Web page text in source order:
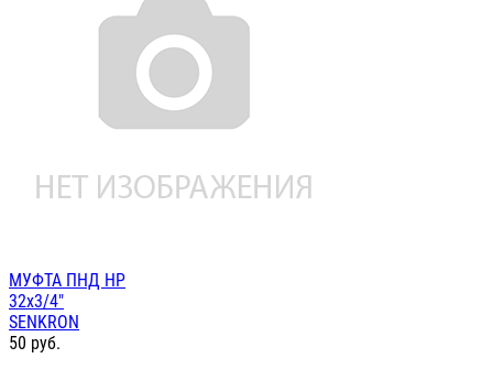
МУФТА ПНД НР
32х3/4"
SENKRON
50 руб.